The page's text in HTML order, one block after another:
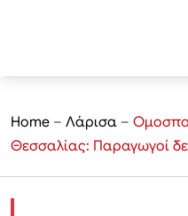
Home – Λάρισα –
Θεσσαλίας: Παραγωγοί